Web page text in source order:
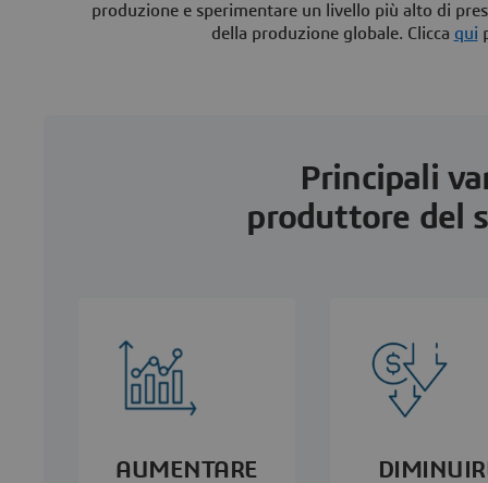
produzione e sperimentare un livello più alto di
della produzione globale. Clicca qui
Principali
produttore del
AUMENTARE